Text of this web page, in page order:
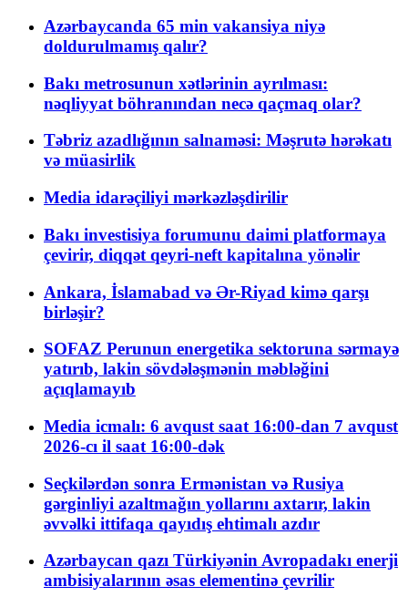
Azərbaycanda 65 min vakansiya niyə
doldurulmamış qalır?
Bakı metrosunun xətlərinin ayrılması:
nəqliyyat böhranından necə qaçmaq olar?
Təbriz azadlığının salnaməsi: Məşrutə hərəkatı
və müasirlik
Media idarəçiliyi mərkəzləşdirilir
Bakı investisiya forumunu daimi platformaya
çevirir, diqqət qeyri-neft kapitalına yönəlir
Ankara, İslamabad və Ər-Riyad kimə qarşı
birləşir?
SOFAZ Perunun energetika sektoruna sərmayə
yatırıb, lakin sövdələşmənin məbləğini
açıqlamayıb
Media icmalı: 6 avqust saat 16:00-dan 7 avqust
2026-cı il saat 16:00-dək
Seçkilərdən sonra Ermənistan və Rusiya
gərginliyi azaltmağın yollarını axtarır, lakin
əvvəlki ittifaqa qayıdış ehtimalı azdır
Azərbaycan qazı Türkiyənin Avropadakı enerji
ambisiyalarının əsas elementinə çevrilir